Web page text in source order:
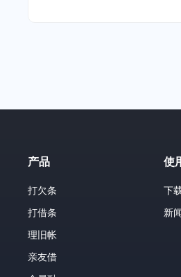
产品
打欠条
打借条
理旧帐
亲友借
使
下
新